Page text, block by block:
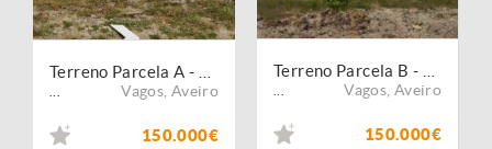
Vagos Aveiro
150.000€
Vagos Aveiro
150.000€